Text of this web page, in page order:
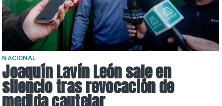
NACIONAL
Joaquín Lavín León sale en
silencio tras revocación de